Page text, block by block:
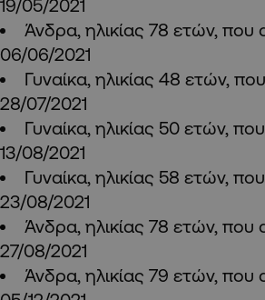
19/05/2021
Άνδρα, ηλικίας 78 ετών, που
06/06/2021
Γυναίκα, ηλικίας 48 ετών,
28/07/2021
Γυναίκα, ηλικίας 50 ετών,
13/08/2021
Γυναίκα, ηλικίας 58 ετών,
23/08/2021
Άνδρα, ηλικίας 78 ετών, που
27/08/2021
Άνδρα, ηλικίας 79 ετών, που